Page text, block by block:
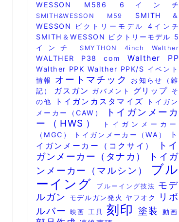
WESSON M586 6インチ
SMITH&WESSON M59 SMITH＆
WESSON ビクトリーモデル 4インチ
SMITH＆WESSON ビクトリーモデル 5
インチ
SMYTHON 4inch Walther
WALTHER P38 com Walther PP
Walther PPK Walther PPK/S イベント
情報 オートマチック
お知らせ（雑
記）
ガスガン ガバメント グリップ そ
の他
トイガンカスタマイズ
トイガン
メーカー（CAW）
トイガンメーカ
ー（HWS）
トイガンメーカー
（MGC）
トイガンメーカー（WA）
ト
イガンメーカー（コクサイ）
トイ
ガンメーカー（タナカ）
トイガ
ンメーカー（マルシン） ブル
ーイング
ブルーイング技法 モデ
ルガン
モデルガン発火 ヤフオク
リボ
ルバー映画 工具 刻印塗装 動画